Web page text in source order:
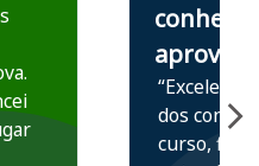
conhece,
aprova
“Excelente
dos
curso,